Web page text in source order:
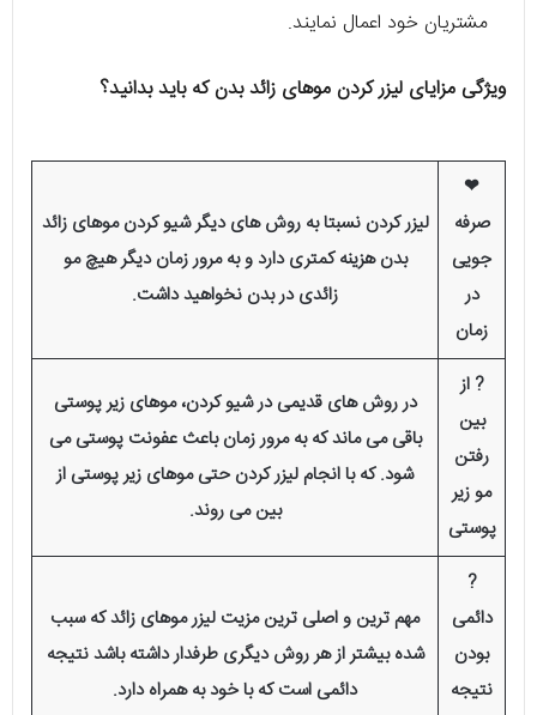
مشتریان خود اعمال نمایند.
ویژگی مزایای لیزر کردن موهای زائد بدن که باید بدانید؟
❤
صرفه
جویی
در
زمان
لیزر کردن نسبتا به روش های دیگر شیو کردن موهای زائد
بدن هزینه کمتری دارد و به مرور زمان دیگر هیچ مو
زائدی در بدن نخواهید داشت.
? از
بین
رفتن
مو زیر
پوستی
در روش های قدیمی در شیو کردن، موهای زیر پوستی
باقی می ماند که به مرور زمان باعث عفونت پوستی می
شود. که با انجام لیزر کردن حتی موهای زیر پوستی از
بین می روند.
?
دائمی
بودن
نتیجه
مهم‌ ترین و اصلی‌ ترین مزیت لیزر موهای زائد که سبب
شده بیشتر از هر روش دیگری طرفدار داشته باشد نتیجه
دائمی است که با خود به همراه دارد.